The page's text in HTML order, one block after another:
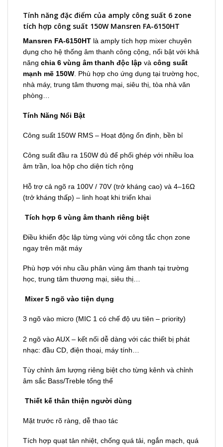
Tính năng đặc điểm của amply công suất 6 zone
tích hợp công suất 150W Mansren FA-6150HT
Mansren FA-6150HT là amply tích hợp mixer chuyên
dụng cho hệ thống âm thanh công cộng, nổi bật với khả
năng chia 6 vùng âm thanh độc lập và công suất
mạnh mẽ 150W . Phù hợp cho ứng dụng tại trường học,
nhà máy, trung tâm thương mại, siêu thị, tòa nhà văn
phòng…
Tính Năng Nổi Bật
Công suất 150W RMS – Hoạt động ổn định, bền bỉ
Công suất đầu ra 150W đủ để phối ghép với nhiều loa
âm trần, loa hộp cho diện tích rộng
Hỗ trợ cả ngõ ra 100V / 70V (trở kháng cao) và 4–16Ω
(trở kháng thấp) – linh hoạt khi triển khai
Tích hợp 6 vùng âm thanh riêng biệt
Điều khiển độc lập từng vùng với công tắc chọn zone
ngay trên mặt máy
Phù hợp với nhu cầu phân vùng âm thanh tại trường
học, trung tâm thương mại, siêu thị…
Mixer 5 ngõ vào tiện dụng
3 ngõ vào micro (MIC 1 có chế độ ưu tiên – priority)
2 ngõ vào AUX – kết nối dễ dàng với các thiết bị phát
nhạc: đầu CD, điện thoại, máy tính…
Tùy chỉnh âm lượng riêng biệt cho từng kênh và chỉnh
âm sắc Bass/Treble tổng thể
Thiết kế thân thiện người dùng
Mặt trước rõ ràng, dễ thao tác
Tích hợp quạt tản nhiệt, chống quá tải, ngắn mạch, quá